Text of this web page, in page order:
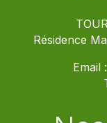
Résidence
Email :